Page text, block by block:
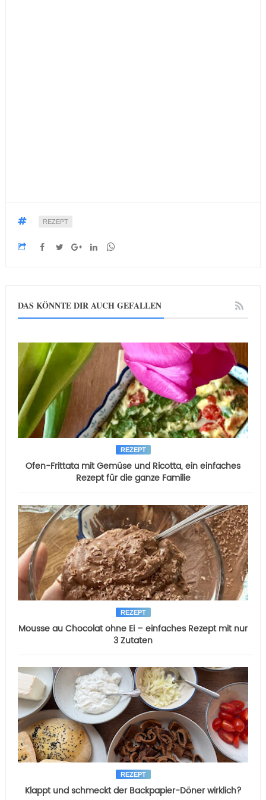
REZEPT
DAS KÖNNTE DIR AUCH GEFALLEN
REZEPT
Ofen-Frittata mit Gemüse und Ricotta, ein einfaches
Rezept für die ganze Familie
REZEPT
Mousse au Chocolat ohne Ei – einfaches Rezept mit nur
3 Zutaten
REZEPT
Klappt und schmeckt der Backpapier-Döner wirklich?